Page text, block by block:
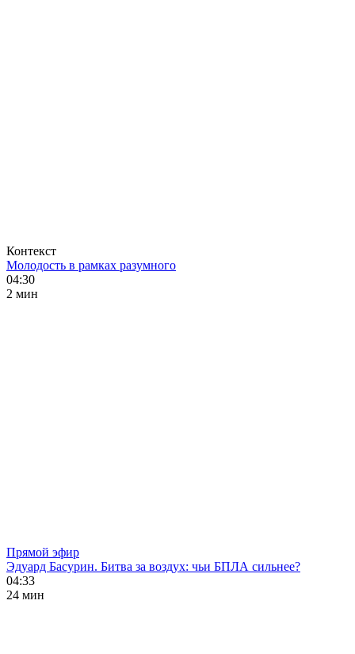
Контекст
Молодость в рамках разумного
04:30
2 мин
Прямой эфир
Эдуард Басурин. Битва за воздух: чьи БПЛА сильнее?
04:33
24 мин